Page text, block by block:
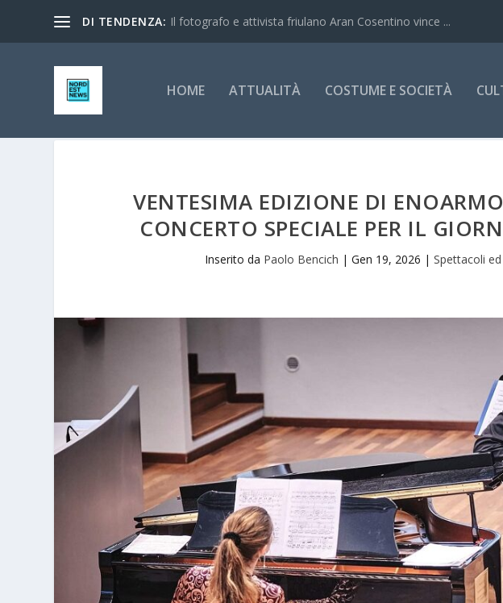
DI TENDENZA: Il fotografo e attivista friulano Aran Cosentino vince ...
HOME ATTUALITÀ COSTUME E SOCIETÀ
VENTESIMA EDIZIONE DI
CONCERTO SPECIALE PER IL
Inserito da Paolo Bencich |Gen 19, 2026 |Spettacoli